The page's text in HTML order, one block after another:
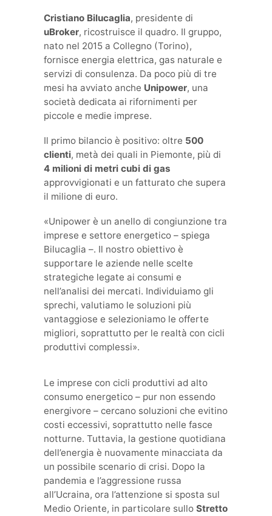
Cristiano Bilucaglia, presidente di
uBroker, ricostruisce il quadro. Il gruppo,
nato nel 2015 a Collegno (Torino),
fornisce energia elettrica, gas naturale e
servizi di consulenza. Da poco più di tre
mesi ha avviato anche Unipower, una
società dedicata ai rifornimenti per
piccole e medie imprese.
Il primo bilancio è positivo: oltre 500
clienti, metà dei quali in Piemonte, più di
4 milioni di metri cubi di gas
approvvigionati e un fatturato che supera
il milione di euro.
«Unipower è un anello di congiunzione tra
imprese e settore energetico – spiega
Bilucaglia –. Il nostro obiettivo è
supportare le aziende nelle scelte
strategiche legate ai consumi e
nell’analisi dei mercati. Individuiamo gli
sprechi, valutiamo le soluzioni più
vantaggiose e selezioniamo le offerte
migliori, soprattutto per le realtà con cicli
produttivi complessi».
Le imprese con cicli produttivi ad alto
consumo energetico – pur non essendo
energivore – cercano soluzioni che evitino
costi eccessivi, soprattutto nelle fasce
notturne. Tuttavia, la gestione quotidiana
dell’energia è nuovamente minacciata da
un possibile scenario di crisi. Dopo la
pandemia e l’aggressione russa
all’Ucraina, ora l’attenzione si sposta sul
Medio Oriente, in particolare sullo Stretto